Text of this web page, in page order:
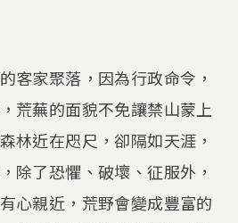
客家聚落，因為行政命令，
荒蕪的面貌不免讓禁山蒙上
林近在咫尺，卻隔如天涯，
除了恐懼、破壞、征服外，
心親近，荒野會變成豐富的